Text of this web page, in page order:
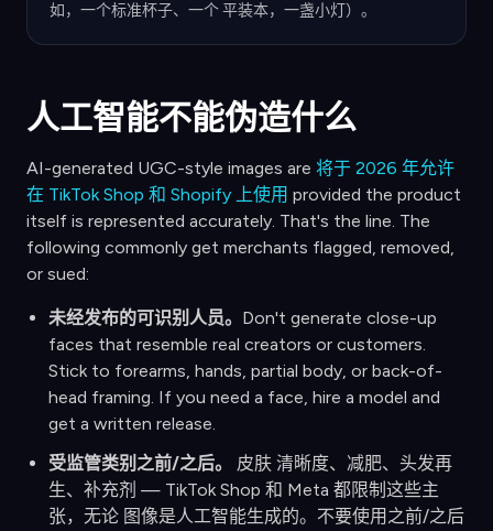
如，一个标准杯子、一个 平装本，一盏小灯）。
人工智能不能伪造什么
AI-generated UGC-style images are 将于 2026 年允许
在 TikTok Shop 和 Shopify 上使用 provided the product
itself is represented accurately. That's the line. The
following commonly get merchants flagged, removed,
or sued:
未经发布的可识别人员。 Don't generate close-up
faces that resemble real creators or customers.
Stick to forearms, hands, partial body, or back-of-
head framing. If you need a face, hire a model and
get a written release.
受监管类别之前/之后。
皮肤 清晰度、减肥、头发再
生、补充剂 — TikTok Shop 和 Meta 都限制这些主
张，无论 图像是人工智能生成的。不要使用之前/之后